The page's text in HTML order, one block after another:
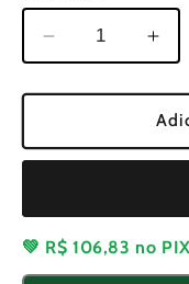
Diminuir
a
quantidade
Polia
do
de
Comando
para
a
de
do
de
💚 R$ 106,83 no